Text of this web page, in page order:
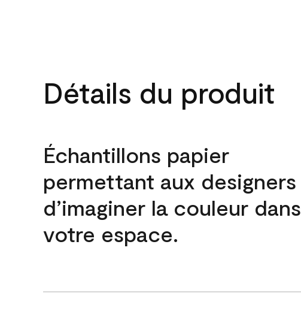
Détails du produit
Échantillons papier
permettant aux designers
d’imaginer la couleur dans
votre espace.